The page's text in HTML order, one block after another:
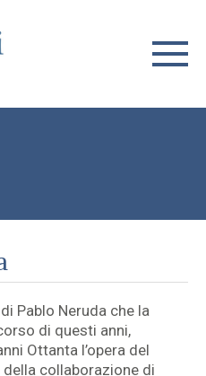
Pablo Neruda che la
di questi anni,
Ottanta l’opera del
collaborazione di